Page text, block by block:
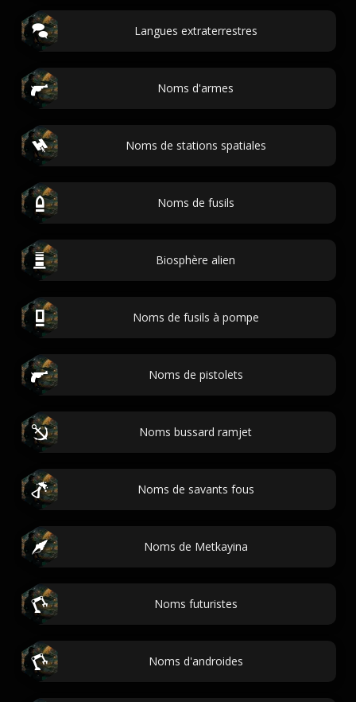
Langues extraterrestres
Noms d'armes
Noms de stations spatiales
Noms de fusils
Biosphère alien
Noms de fusils à pompe
Noms de pistolets
Noms bussard ramjet
Noms de savants fous
Noms de Metkayina
Noms futuristes
Noms d'androides